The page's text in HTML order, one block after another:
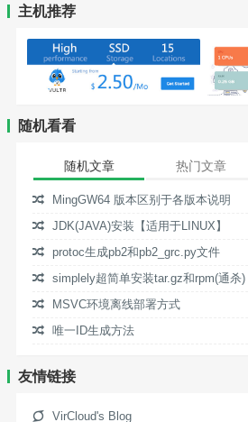
主机推荐
随机看看
随机文章 热门文章
MingGW64 版本区别于各版本说明
JDK(JAVA)安装【适用于LINUX】
protoc生成pb2和pb2_grc.py文件
simplely超简单安装tar.gz和rpm(通杀
MSVC环境离线部署方式
唯一ID生成方法
友情链接
VirCloud's Blog